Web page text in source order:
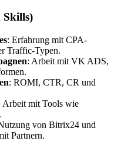
Skills)
: Erfahrung mit CPA-
Traffic-Typen.
: Arbeit mit VK ADS,
: ROMI, CTR, CR und
Arbeit mit Tools wie
von Bitrix24 und
Partnern.